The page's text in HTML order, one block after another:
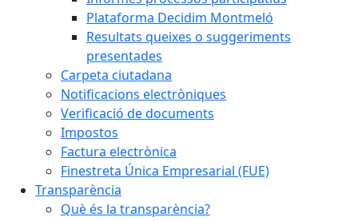
Plataforma Decidim Montmeló
Resultats queixes o suggeriments
presentades
Carpeta ciutadana
Notificacions electròniques
Verificació de documents
Impostos
Factura electrònica
Finestreta Única Empresarial (FUE)
Transparència
Què és la transparència?